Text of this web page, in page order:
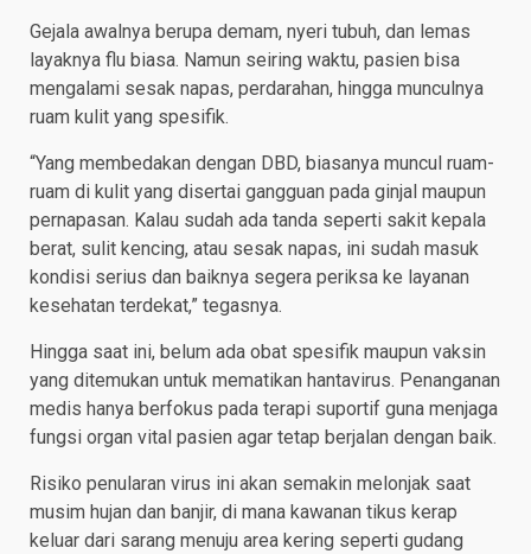
Gejala awalnya berupa demam, nyeri tubuh, dan lemas
layaknya flu biasa. Namun seiring waktu, pasien bisa
mengalami sesak napas, perdarahan, hingga munculnya
ruam kulit yang spesifik.
​“Yang membedakan dengan DBD, biasanya muncul ruam-
ruam di kulit yang disertai gangguan pada ginjal maupun
pernapasan. Kalau sudah ada tanda seperti sakit kepala
berat, sulit kencing, atau sesak napas, ini sudah masuk
kondisi serius dan baiknya segera periksa ke layanan
kesehatan terdekat,” tegasnya.
​Hingga saat ini, belum ada obat spesifik maupun vaksin
yang ditemukan untuk mematikan hantavirus. Penanganan
medis hanya berfokus pada terapi suportif guna menjaga
fungsi organ vital pasien agar tetap berjalan dengan baik.
Risiko penularan virus ini akan semakin melonjak saat
musim hujan dan banjir, di mana kawanan tikus kerap
keluar dari sarang menuju area kering seperti gudang